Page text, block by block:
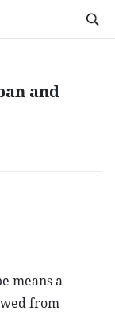
and
means a
from